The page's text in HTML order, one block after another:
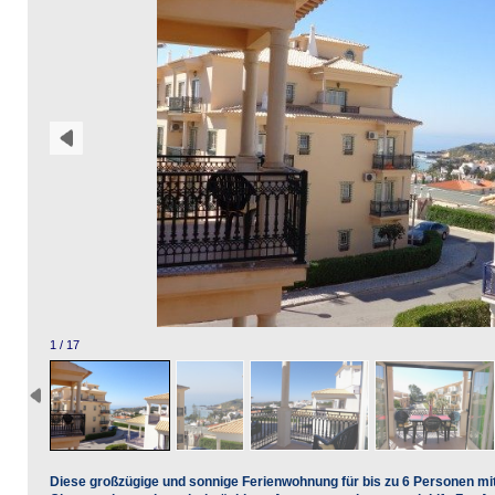
1 / 17
Diese großzügige und sonnige Ferienwohnung für bis zu 6 Personen